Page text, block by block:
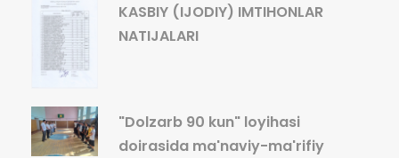
KASBIY (IJODIY) IMTIHONLAR
NATIJALARI
"Dolzarb 90 kun" loyihasi
doirasida ma'naviy-ma'rifiy